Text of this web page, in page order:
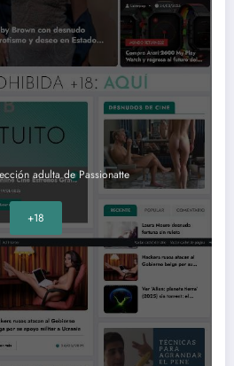
adulta de Passionatte
+18